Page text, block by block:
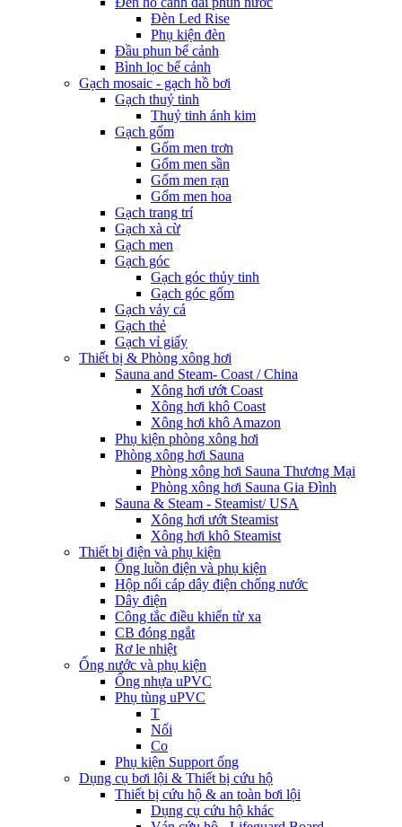
Đèn Led Rise
Phụ kiện đèn
Đầu phun bể cảnh
Bình lọc bể cảnh
Gạch mosaic - gạch hồ bơi
Gạch thuỷ tinh
Thuỷ tinh ánh kim
Gạch gốm
Gốm men trơn
Gốm men sần
Gốm men rạn
Gốm men hoa
Gạch trang trí
Gạch xà cừ
Gạch men
Gạch góc
Gạch góc thủy tinh
Gạch góc gốm
Gạch vảy cá
Gạch thẻ
Gạch vỉ giấy
Thiết bị & Phòng xông hơi
Sauna and Steam- Coast / China
Xông hơi ướt Coast
Xông hơi khô Coast
Xông hơi khô Amazon
Phụ kiện phòng xông hơi
Phòng xông hơi Sauna
Phòng xông hơi Sauna Thương Mại
Phòng xông hơi Sauna Gia Đình
Sauna & Steam - Steamist/ USA
Xông hơi ướt Steamist
Xông hơi khô Steamist
Thiết bị điện và phụ kiện
Ống luồn điện và phụ kiện
Hộp nối cáp dây điện chống nước
Dây điện
Công tắc điều khiển từ xa
CB đóng ngắt
Rơ le nhiệt
Ống nước và phụ kiện
Ống nhựa uPVC
Phụ tùng uPVC
T
Nối
Co
Phụ kiện Support ống
Dụng cụ bơi lội & Thiết bị cứu hộ
Thiết bị cứu hộ & an toàn bơi lội
Dụng cụ cứu hộ khác